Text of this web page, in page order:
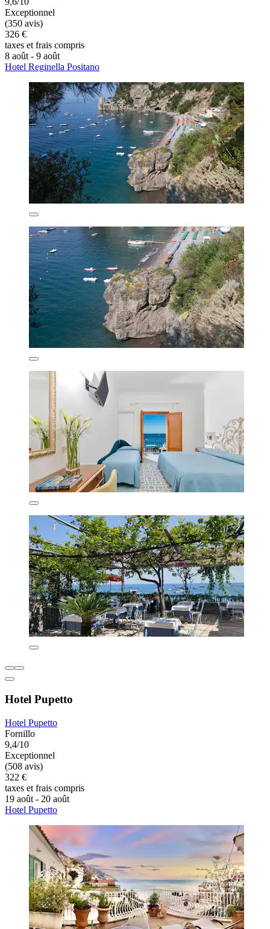
Exceptionnel
(350 avis)
326 €
taxes et frais compris
8 août - 9 août
Hotel Reginella Positano
Hotel Pupetto
Hotel Pupetto
Fornillo
9,4/10
Exceptionnel
(508 avis)
322 €
taxes et frais compris
19 août - 20 août
Hotel Pupetto